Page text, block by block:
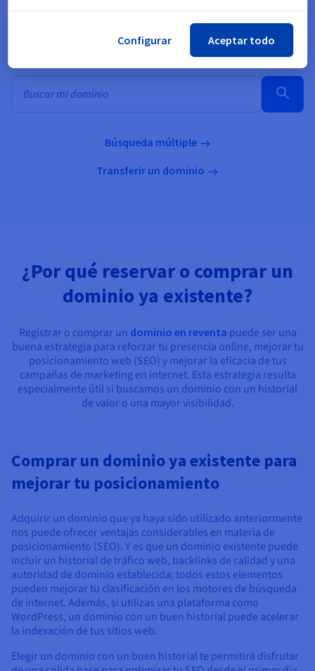
Búsqueda masiva de dominios
Búsqueda múltiple
Transferir un dominio
¿Por qué reservar o comprar un
dominio ya existente?
Registrar o comprar un dominio en reventa puede ser una
buena estrategia para reforzar tu presencia online, mejorar tu
posicionamiento web (SEO) y mejorar la eficacia de tus
campañas de marketing en internet. Esta estrategia resulta
especialmente útil si buscamos un dominio con un historial
de valor o una mayor visibilidad.
Comprar un dominio ya existente para
mejorar tu posicionamiento
Adquirir un dominio que ya haya sido utilizado anteriormente
nos puede ofrecer ventajas considerables en materia de
posicionamiento (SEO). Y es que un dominio existente puede
incluir un historial de tráfico web, backlinks de calidad y una
autoridad de dominio establecida; todos estos elementos
pueden mejorar tu clasificación en los motores de búsqueda
de internet. Además, si utilizas una plataforma como
WordPress, un dominio con un buen historial puede acelerar
la indexación de tus sitios web.
Elegir un dominio con un buen historial te permitirá disfrutar
Configurar Aceptar todo